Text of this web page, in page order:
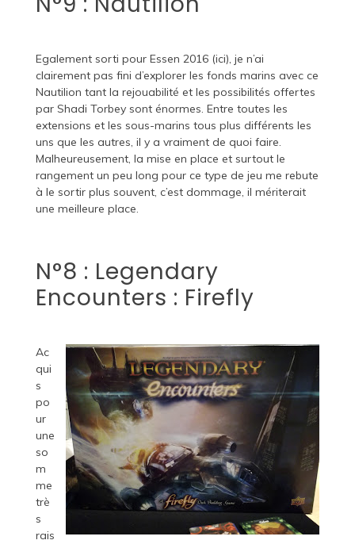
Egalement sorti pour Essen 2016 (ici), je n’ai
clairement pas fini d’explorer les fonds marins avec ce
Nautilion tant la rejouabilité et les possibilités offertes
par Shadi Torbey sont énormes. Entre toutes les
extensions et les sous-marins tous plus différents les
uns que les autres, il y a vraiment de quoi faire.
Malheureusement, la mise en place et surtout le
rangement un peu long pour ce type de jeu me rebute
à le sortir plus souvent, c’est dommage, il mériterait
une meilleure place.
N°8 : Legendary
Encounters : Firefly
Ac
qui
s
po
ur
une
so
m
me
trè
s
rais